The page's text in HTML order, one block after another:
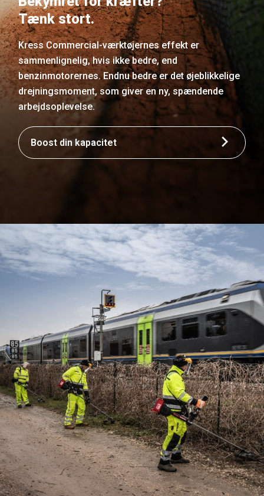
Tænk stort.
Kress Commercial-værktøjernes effekt er
sammenlignelig, hvis ikke bedre, end
benzinmotorernes. Endnu bedre er det øjeblikkelige
drejningsmoment, som giver en ny, spændende
arbejdsoplevelse.
Boost din kapacitet